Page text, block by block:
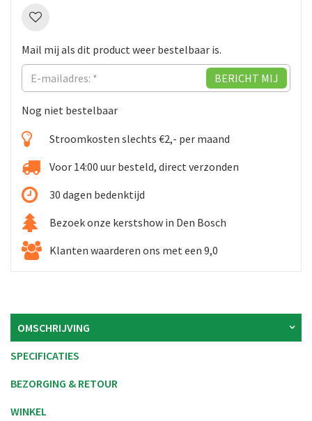
Mail mij als dit product weer bestelbaar is.
Nog niet bestelbaar
Stroomkosten slechts €2,- per maand
Voor 14:00 uur besteld, direct verzonden
30 dagen bedenktijd
Bezoek onze kerstshow in Den Bosch
Klanten waarderen ons met een 9,0
OMSCHRIJVING
SPECIFICATIES
BEZORGING & RETOUR
WINKEL